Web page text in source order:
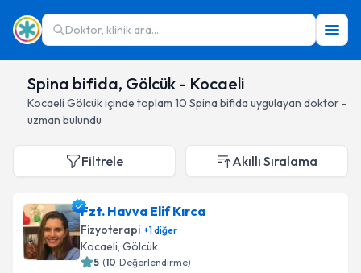
Doktor, klinik ara...
Spina bifida, Gölcük - Kocaeli
Kocaeli Gölcükiçinde toplam 10 Spina bifida uygulayan doktor -
uzman bulundu
Filtrele Akıllı Sıralama
Fzt. Havva Elif Kırca
Fizyoterapi +1diğer
Kocaeli, Gölcük
5 (10 Değerlendirme)